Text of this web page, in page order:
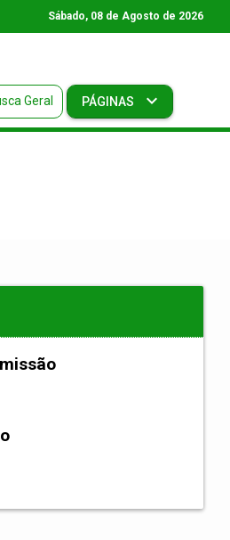
Sábado, 08 de Agosto de 2026
Geral PÁGINAS